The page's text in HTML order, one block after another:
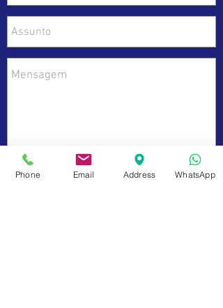
Enviar
Phone Email Address WhatsApp